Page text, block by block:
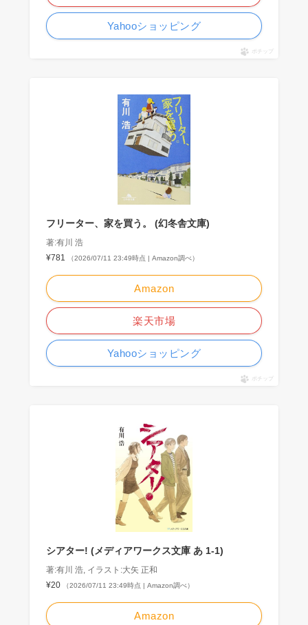
Yahooショッピング
ポチップ
フリーター、家を買う。 (幻冬舎文庫)
著:有川 浩
¥781
（2026/07/11 23:49時点 | Amazon調べ）
Amazon
楽天市場
Yahooショッピング
ポチップ
シアター! (メディアワークス文庫 あ 1-1)
著:有川 浩, イラスト:大矢 正和
¥20
（2026/07/11 23:49時点 | Amazon調べ）
Amazon